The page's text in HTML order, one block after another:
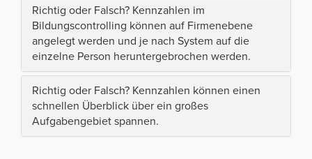
Richtig oder Falsch? Kennzahlen im
Bildungscontrolling können auf Firmenebene
angelegt werden und je nach System auf die
einzelne Person heruntergebrochen werden.
Richtig oder Falsch? Kennzahlen können einen
schnellen Überblick über ein großes
Aufgabengebiet spannen.